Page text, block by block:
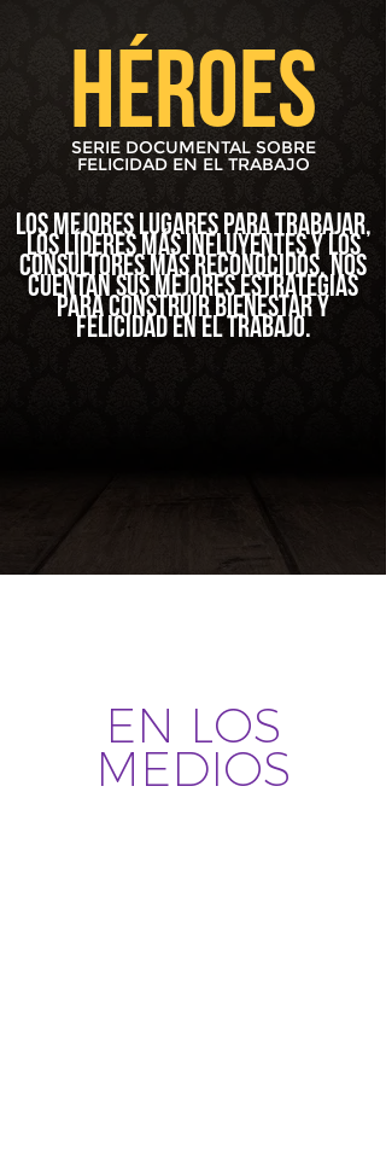
​HéROES
SERIE DOCUMENTAL SOBRE
FELICIDAD EN EL TRABAJO
LOS MEJORES LUGARES PARA TRABAJAR,
LOS LÍDERES MÁS INFLUYENTES Y LOS
CONSULTORES MÁS RECONOCIDOS, NOS
CUENTAN SUS MEJORES ESTRATEGIAS
PARA CONSTRUIR BIENESTAR Y
FELICIDAD EN EL TRABAJO.
EN LOS
MEDIOS